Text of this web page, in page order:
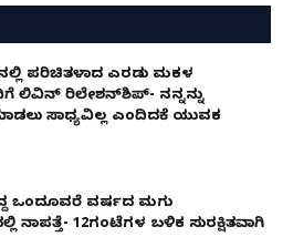
ಪರಿಚಿತಳಾದ ಎರಡು ಮಕ್ಕಳ
ಲಿವಿನ್ ರಿಲೇಶನ್​ಶಿಪ್- ನನ್ನನ್ನು
ಸಾಧ್ಯವಿಲ್ಲ ಎಂದಿದಕ್ಕೆ ಯುವಕ
ಒಂದೂವರೆ ವರ್ಷದ ಮಗು
ನಾಪತ್ತೆ- 12ಗಂಟೆಗಳ ಬಳಿಕ ಸುರಕ್ಷಿತವಾಗಿ